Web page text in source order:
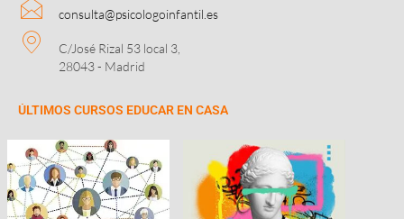
consulta@psicologoinfantil.es
C/José Rizal 53 local 3,
28043 - Madrid
ÚLTIMOS CURSOS EDUCAR EN CASA